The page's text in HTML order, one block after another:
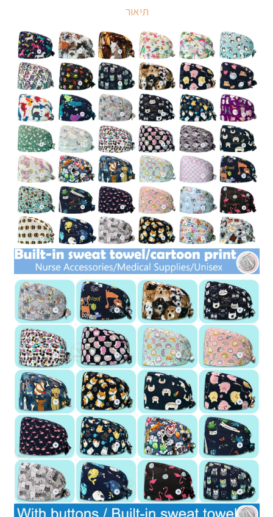
כותנה
פנימית
לספיגה,
50
עיצובי
חיות
לבחירה
100%
כותנה
תיאור